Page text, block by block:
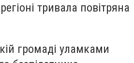
тривала повітряна
громаді уламками